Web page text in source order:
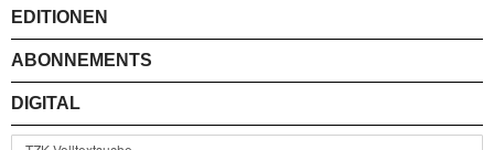
EDITIONEN
ABONNEMENTS
DIGITAL